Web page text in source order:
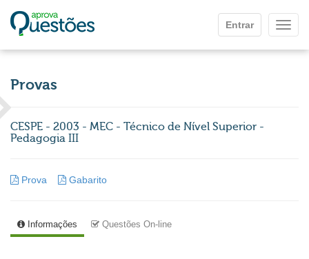
Entrar
Provas
CESPE - 2003 - MEC - Técnico de Nível Superior -
Pedagogia III
Prova Gabarito
Informações Questões On-line